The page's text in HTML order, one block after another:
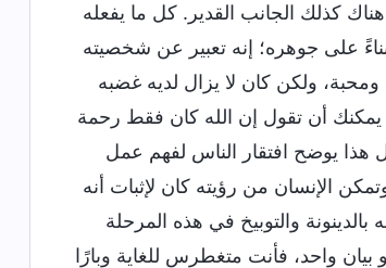
كذلك الجانب القدير. كل ما يفعله
على جوهره؛ إنه تعبير عن شخصيته
ولكن كان لا يزال لديه غضبه
يمكنك أن تقول إن الله كان فقط رحمة
هذا يوضح افتقار الناس لفهم عمل
الإنسان من رؤيته كان لإثبات أنه
والتوبيخ في هذه المرحلة
واحد، فأنت متغطرس للغاية وبارًا